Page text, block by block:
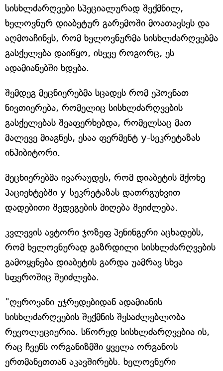
სისხლძარღვები სპეციალურად შექმნილ,
ხელოვნურ დიაბეტურ გარემოში მოათავსეს და
აღმოაჩინეს, რომ ხელოვნურმა სისხლძარღვებმა
გასქელება დაიწყო, ისევე როგორც, ეს
ადამიანებში ხდება.
შემდეგ მეცნიერებმა სცადეს რომ ეპოვნათ
ნივთიერება, რომელიც სისხლძარღვების
გასქელებას შეაფერხებდა, რომელსაც მათ
მალევე მიაგნეს, ესაა ფერმენტ y-სეკრეტაზას
ინჰიბიტორი.
მეცნიერებმა ივარაუდეს, რომ დიაბეტის მქონე
პაციენტებში y-სეკრეტაზას დათრგუნვით
დადებითი შედეგების მიღება შეიძლება.
კვლევის ავტორი ჯოზეფ პენინგერი აცხადებს,
რომ ხელოვნურად გაზრდილი სისხლძარღვების
გამოყენება დიაბეტის გარდა უამრავ სხვა
სფეროშიც შეიძლება.
"ღეროვანი უჯრედებიდან ადამიანის
სისხლძარღვების შექმნის შესაძლებლობა
რევოლუციურია. სწორედ სისხლძარღვებია ის,
რაც ჩვენს ორგანიზმში ყველა ორგანოს
ერთმანეთთან აკავშირებს. ხელოვნური